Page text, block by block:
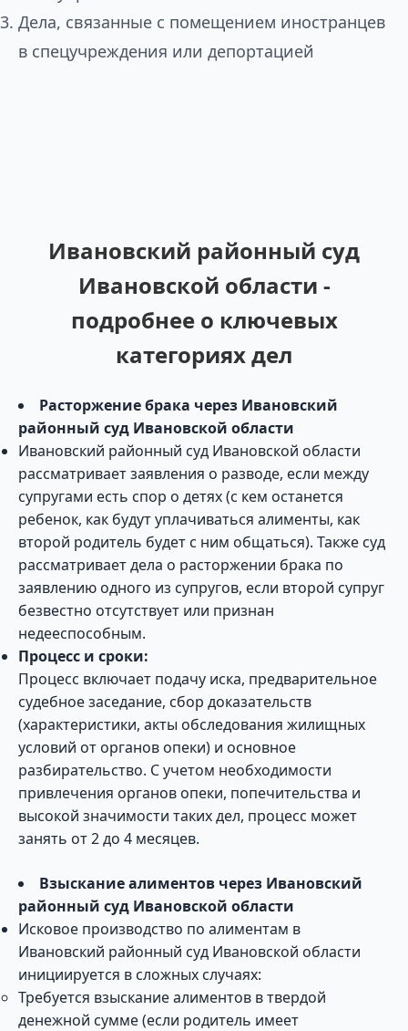
Дела, связанные с помещением иностранцев
в спецучреждения или депортацией
Ивановский районный суд
Ивановской области -
подробнее о ключевых
категориях дел
Расторжение брака через Ивановский
районный суд Ивановской области
Ивановский районный суд Ивановской области
рассматривает заявления о разводе, если между
супругами есть спор о детях (с кем останется
ребенок, как будут уплачиваться алименты, как
второй родитель будет с ним общаться). Также суд
рассматривает дела о расторжении брака по
заявлению одного из супругов, если второй супруг
безвестно отсутствует или признан
недееспособным.
Процесс и сроки:
Процесс включает подачу иска, предварительное
судебное заседание, сбор доказательств
(характеристики, акты обследования жилищных
условий от органов опеки) и основное
разбирательство. С учетом необходимости
привлечения органов опеки, попечительства и
высокой значимости таких дел, процесс может
занять от 2 до 4 месяцев.
Взыскание алиментов через Ивановский
районный суд Ивановской области
Исковое производство по алиментам в
Ивановский районный суд Ивановской области
инициируется в сложных случаях:
Требуется взыскание алиментов в твердой
денежной сумме (если родитель имеет